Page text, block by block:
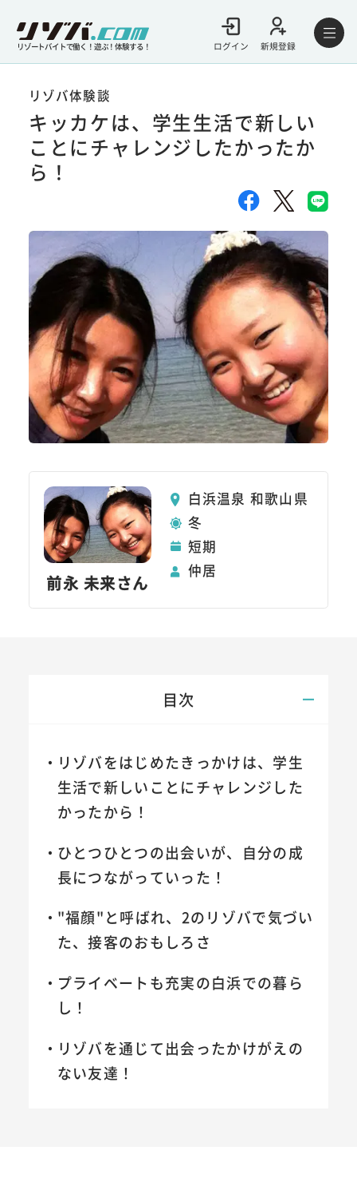
リゾートバイトで働く！遊ぶ！体験する！ ログイン 新規登録
リゾバ体験談
キッカケは、学生生活で新しい
ことにチャレンジしたかったか
ら！
前永 未来さん
白浜温泉 和歌山県
冬
短期
仲居
目次
リゾバをはじめたきっかけは、学生
生活で新しいことにチャレンジした
かったから！
ひとつひとつの出会いが、自分の成
長につながっていった！
"福顔"と呼ばれ、2のリゾバで気づい
た、接客のおもしろさ
プライベートも充実の白浜での暮ら
し！
リゾバを通じて出会ったかけがえの
ない友達！